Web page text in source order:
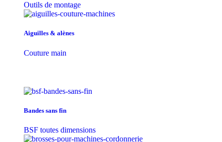
Outils de montage
Aiguilles & alènes
Couture main
Bandes sans fin
BSF toutes dimensions